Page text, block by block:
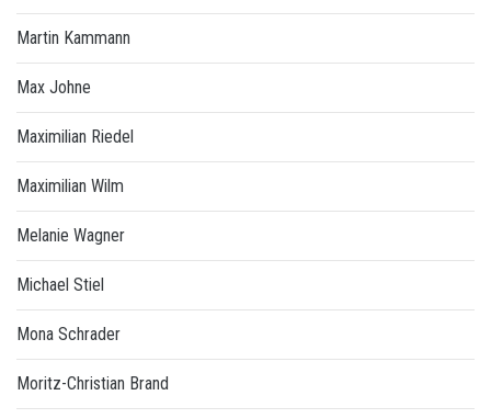
Martin Kammann
Max Johne
Maximilian Riedel
Maximilian Wilm
Melanie Wagner
Michael Stiel
Mona Schrader
Moritz-Christian Brand